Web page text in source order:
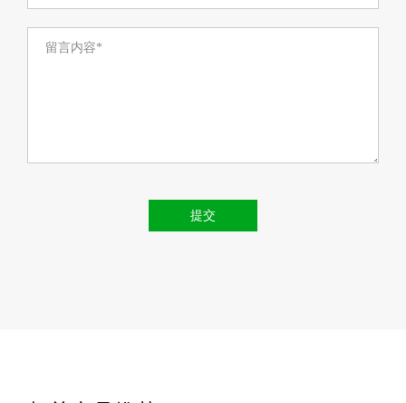
留言内容*
提交